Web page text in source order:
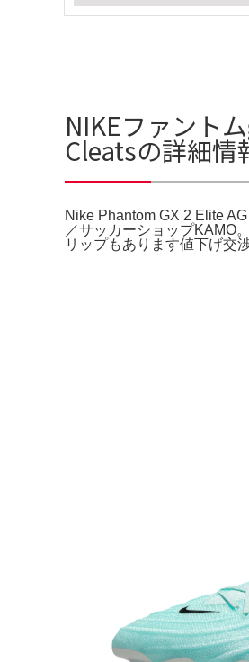
NIKEファント
Cleatsの詳細情
Nike Phantom GX 2 Elite
／サッカーショップKAMO
リップもあります値下げ交